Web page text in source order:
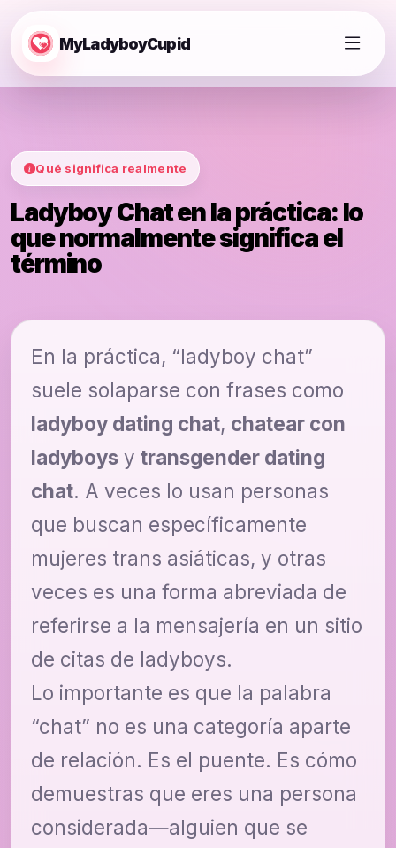
MyLadyboyCupid
Qué significa realmente
Ladyboy Chat en la práctica: lo
que normalmente significa el
término
En la práctica, “ladyboy chat”
suele solaparse con frases como
ladyboy dating chat, chatear con
ladyboys y transgender dating
chat. A veces lo usan personas
que buscan específicamente
mujeres trans asiáticas, y otras
veces es una forma abreviada de
referirse a la mensajería en un sitio
de citas de ladyboys.
Lo importante es que la palabra
“chat” no es una categoría aparte
de relación. Es el puente. Es cómo
demuestras que eres una persona
considerada—alguien que se